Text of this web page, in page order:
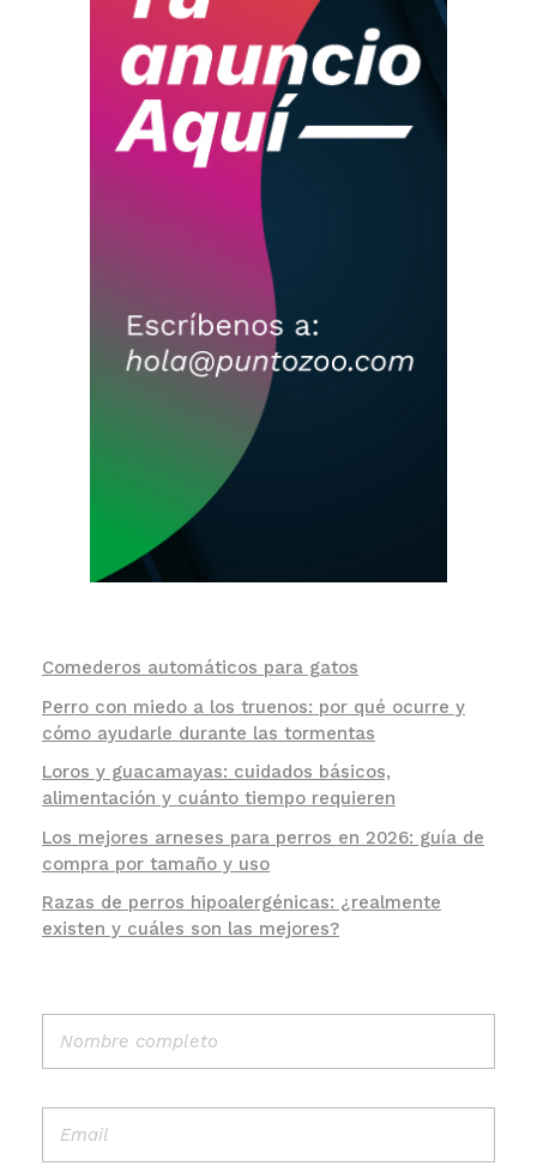
Comederos automáticos para gatos
Perro con miedo a los truenos: por qué ocurre y
cómo ayudarle durante las tormentas
Loros y guacamayas: cuidados básicos,
alimentación y cuánto tiempo requieren
Los mejores arneses para perros en 2026: guía de
compra por tamaño y uso
Razas de perros hipoalergénicas: ¿realmente
existen y cuáles son las mejores?